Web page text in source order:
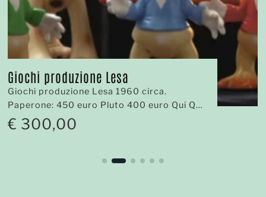
Giochi produzione Lesa
Giochi produzione Lesa 1960 circa.
Paperone: 450 euro Pluto 400 euro Qui Quo
Qua 300 euro cad.
€ 300,00